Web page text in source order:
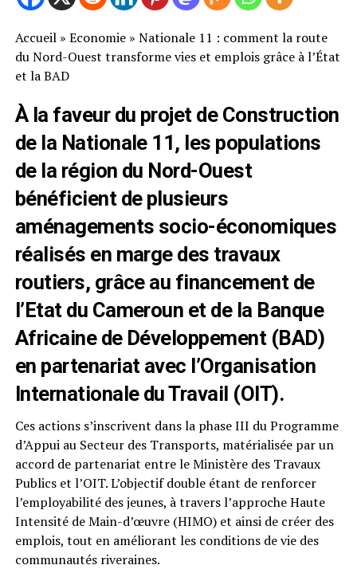
Accueil» Economie» Nationale 11 : comment la route
du Nord-Ouest transforme vies et emplois grâce à l’État
et la BAD
À la faveur du projet de Construction
de la Nationale 11, les populations
de la région du Nord-Ouest
bénéficient de plusieurs
aménagements socio-économiques
réalisés en marge des travaux
routiers, grâce au financement de
l’Etat du Cameroun et de la Banque
Africaine de Développement (BAD)
en partenariat avec l’Organisation
Internationale du Travail (OIT).
Ces actions s’inscrivent dans la phase III du Programme
d’Appui au Secteur des Transports, matérialisée par un
accord de partenariat entre le Ministère des Travaux
Publics et l’OIT. L’objectif double étant de renforcer
l’employabilité des jeunes, à travers l’approche Haute
Intensité de Main-d’œuvre (HIMO) et ainsi de créer des
emplois, tout en améliorant les conditions de vie des
communautés riveraines.